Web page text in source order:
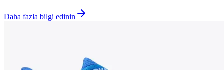
Daha fazla bilgi edinin